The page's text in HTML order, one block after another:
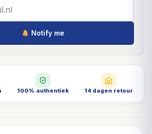
Notify me
100% authentiek 14 dagen retour